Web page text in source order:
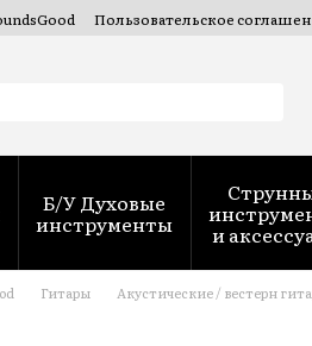
Пользовательское
Б/У Духовые
инструменты и
Гитары Акустические / вестерн